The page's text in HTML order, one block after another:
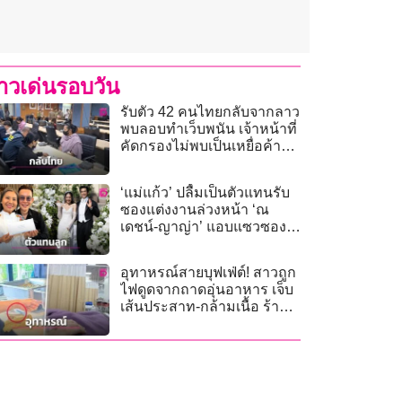
วเด่นรอบวัน
รับตัว 42 คนไทยกลับจากลาว
พบลอบทำเว็บพนัน เจ้าหน้าที่
คัดกรองไม่พบเป็นเหยื่อค้า
‘แม่แก้ว’ ปลื้มเป็นตัวแทนรับ
ซองแต่งงานล่วงหน้า ‘ณ
เดชน์-ญาญ่า’ แอบแซวซอง
อุทาหรณ์สายบุฟเฟ่ต์! สาวถูก
ไฟดูดจากถาดอุ่นอาหาร เจ็บ
เส้นประสาท-กล้ามเนื้อ ร้าน